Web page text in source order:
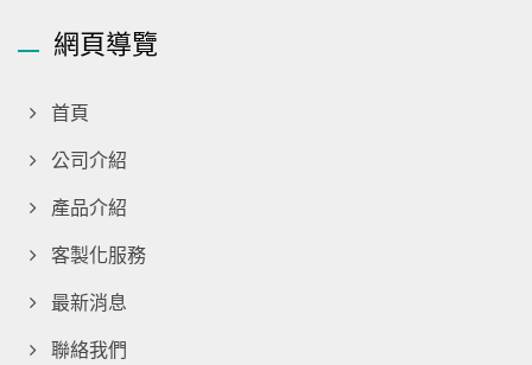
網頁導覽
首頁
公司介紹
產品介紹
客製化服務
最新消息
聯絡我們